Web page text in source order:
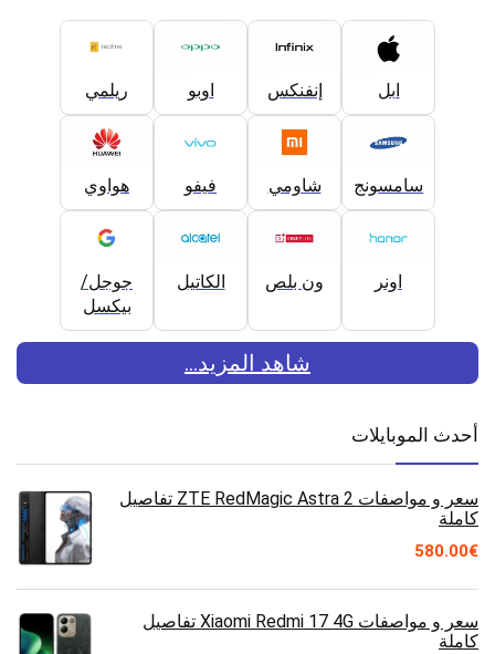
ابل إنفنكس اوبو ريلمي
سامسونج شاومي فيفو هواوي
اونر ون بلص الكاتيل
جوجل/
بيكسل
شاهد المزيد...
أحدث الموبايلات
سعر و مواصفات ZTE RedMagic Astra 2 تفاصيل
كاملة
€
580.00
سعر و مواصفات Xiaomi Redmi 17 4G تفاصيل
كاملة